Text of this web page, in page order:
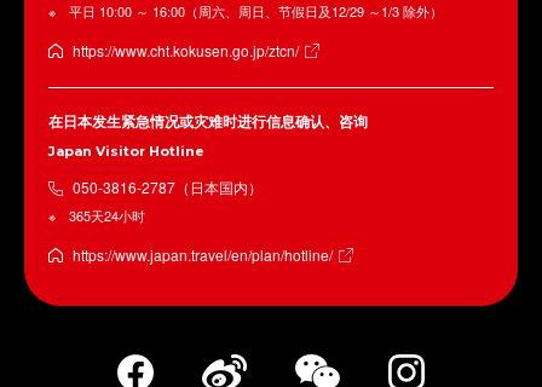
平日 10:00 ～ 16:00（周六、周日、节假日及12/29 ～1/3 除外）
https://www.cht.kokusen.go.jp/ztcn/
在日本发生紧急情况或灾难时进行信息确认、咨询
Japan Visitor Hotline
050-3816-2787（日本国内）
365天24小时
https://www.japan.travel/en/plan/hotline/